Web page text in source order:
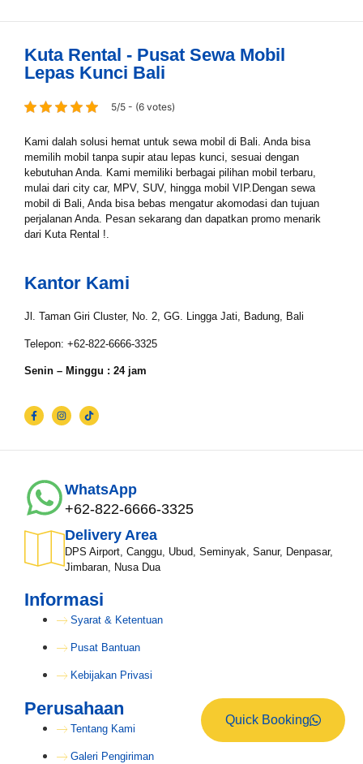
Kuta Rental - Pusat Sewa Mobil
Lepas Kunci Bali
5/5 - (6 votes)
Kami dalah solusi hemat untuk sewa mobil di Bali. Anda bisa
memilih mobil tanpa supir atau lepas kunci, sesuai dengan
kebutuhan Anda. Kami memiliki berbagai pilihan mobil terbaru,
mulai dari city car, MPV, SUV, hingga mobil VIP.Dengan sewa
mobil di Bali, Anda bisa bebas mengatur akomodasi dan tujuan
perjalanan Anda. Pesan sekarang dan dapatkan promo menarik
dari Kuta Rental !.
Quick Booking
Kantor Kami
Jl. Taman Giri Cluster, No. 2, GG. Lingga Jati, Badung, Bali
Telepon: +62-822-6666-3325
Senin – Minggu : 24 jam
WhatsApp
+62-822-6666-3325
Delivery Area
DPS Airport, Canggu, Ubud, Seminyak, Sanur, Denpasar,
Jimbaran, Nusa Dua
Informasi
Syarat & Ketentuan
Pusat Bantuan
Kebijakan Privasi
Perusahaan
Tentang Kami
Galeri Pengiriman